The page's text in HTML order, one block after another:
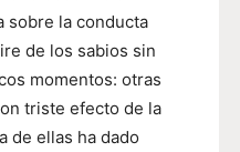
sobre la conducta
de los sabios sin
momentos: otras
triste efecto de la
de ellas ha dado